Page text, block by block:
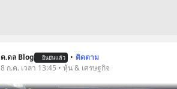
ด.ดล Blog ยืนยันแล้ว • ติดตาม
8 ก.ค. เวลา 13:45 • หุ้น & เศรษฐกิจ